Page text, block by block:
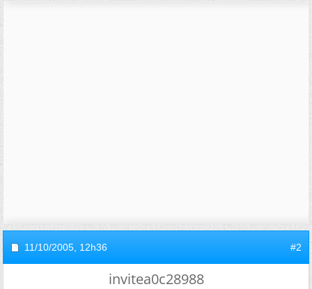
11/10/2005, 12h36 #2
invitea0c28988